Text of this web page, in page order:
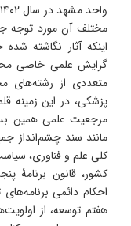
مختلف آن مورد توجه
اینکه آثار نگاشته‏
گرایش علمی خاصی
متعددی از رشته‌های
پزشکی، در این زمینه
مرجعیت علمی همین
کلی علم و فناوری،
کشور، قانون برنامۀ
احکام دائمی
هفتم توسعه، از